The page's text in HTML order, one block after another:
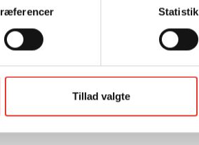
Statistik
Tillad valgte
festival, som
deltager med fire
, hvor du også kan læse mere